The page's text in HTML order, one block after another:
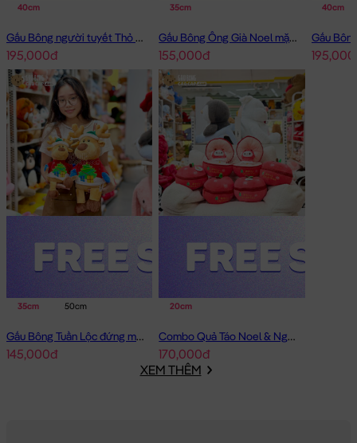
40cm
Gấu Bông người tuyết Thỏ Bông Noel choàng khăn caro
195,000đ
35cm
Gấu Bông Ông Già Noel mặc áo thêu tuần lộc
155,000đ
40cm
35cm 50cm
Gấu Bông Tuần Lộc đứng mặc áo Thêu Cây Thông
145,000đ
20cm
Combo Quả Táo Noel & Người Tuyết
170,000đ
XEM THÊM